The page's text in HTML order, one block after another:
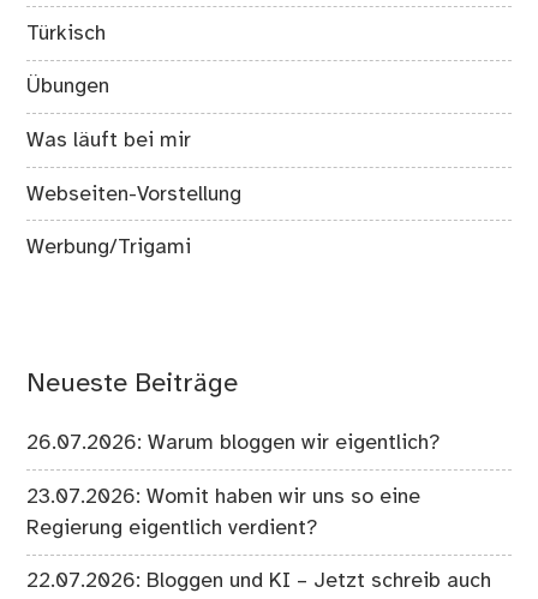
Türkisch
Übungen
Was läuft bei mir
Webseiten-Vorstellung
Werbung/Trigami
Neueste Beiträge
26.07.2026: Warum bloggen wir eigentlich?
23.07.2026: Womit haben wir uns so eine
Regierung eigentlich verdient?
22.07.2026: Bloggen und KI – Jetzt schreib auch